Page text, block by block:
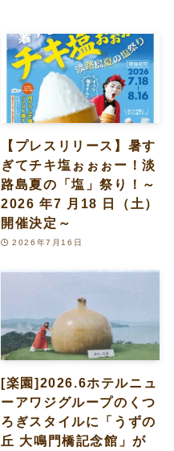
【プレスリリース】暑す
ぎてチキ塩ぉぉぉー！淡
路島夏の「塩」祭り！～
2026 年7 月18 日（土）
開催決定～
2026年7月16日
[楽園]2026.6ホテルニュ
ーアワジグループのくつ
ろぎスタイルに「うずの
丘 大鳴門橋記念館」が